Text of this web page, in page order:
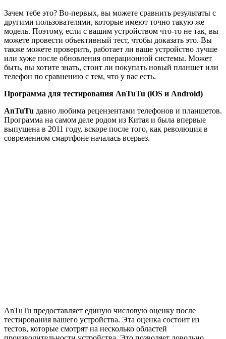
Зачем тебе это? Во-первых, вы можете сравнить результаты с
другими пользователями, которые имеют точно такую же
модель. Поэтому, если с вашим устройством что-то не так, вы
можете провести объективный тест, чтобы доказать это. Вы
также можете проверить, работает ли ваше устройство лучше
или хуже после обновления операционной системы. Может
быть, вы хотите знать, стоит ли покупать новый планшет или
телефон по сравнению с тем, что у вас есть.
Программа для тестирования AnTuTu (iOS и Android)
AnTuTu давно любима рецензентами телефонов и планшетов.
Программа на самом деле родом из Китая и была впервые
выпущена в 2011 году, вскоре после того, как революция в
современном смартфоне началась всерьез.
AnTuTu предоставляет единую числовую оценку после
тестирования вашего устройства. Эта оценка состоит из
тестов, которые смотрят на несколько областей